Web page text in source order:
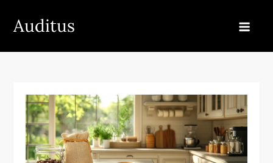
Auditus